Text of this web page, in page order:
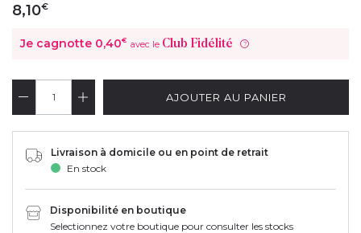
8,10€
Je cagnotte 0,40€ avec le Club Fidélité ?
AJOUTER AU PANIER
Livraison à domicile ou en point de retrait
En stock
Disponibilité en boutique
Selectionnez votre boutique pour consulter les stocks